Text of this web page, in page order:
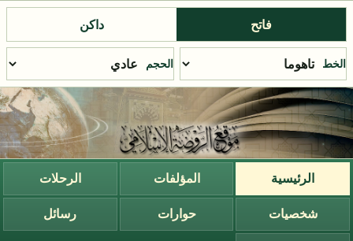
فاتح داكن
الخط الحجم
الرئيسية المؤلفات الرحلات
شخصيات حوارات رسائل